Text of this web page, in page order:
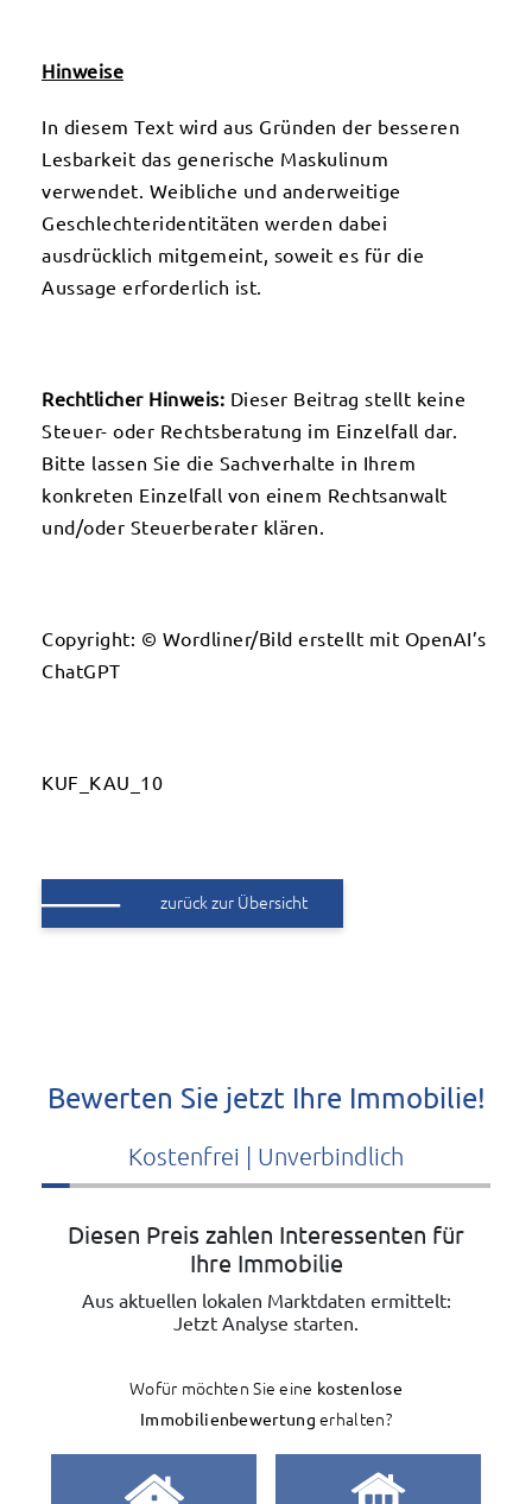
Hinweise
In diesem Text wird aus Gründen der besseren
Lesbarkeit das generische Maskulinum
verwendet. Weibliche und anderweitige
Geschlechteridentitäten werden dabei
ausdrücklich mitgemeint, soweit es für die
Aussage erforderlich ist.
Rechtlicher Hinweis: Dieser Beitrag stellt keine
Steuer- oder Rechtsberatung im Einzelfall dar.
Bitte lassen Sie die Sachverhalte in Ihrem
konkreten Einzelfall von einem Rechtsanwalt
und/oder Steuerberater klären.
Copyright: © Wordliner/Bild erstellt mit OpenAI’s
ChatGPT
KUF_KAU_10
zurück zur Übersicht
Bewerten Sie jetzt Ihre Immobilie!
Kostenfrei | Unverbindlich
Diesen Preis zahlen Interessenten für
Ihre Immobilie
Aus aktuellen lokalen Marktdaten ermittelt:
Jetzt Analyse starten.
Wofür möchten Sie eine kostenlose
Immobilienbewertung erhalten?